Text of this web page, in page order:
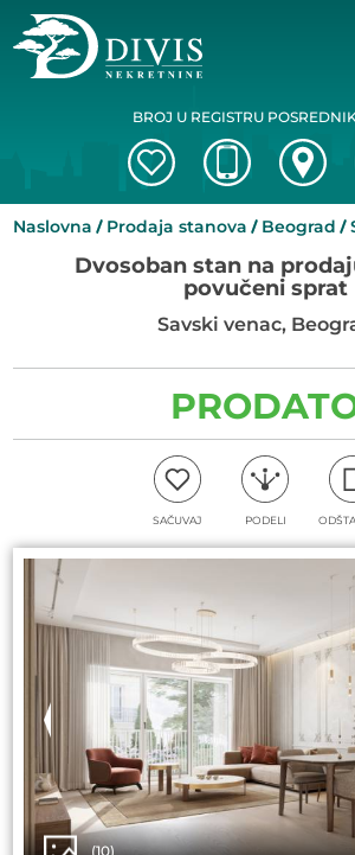
BROJ U REGISTRU
Naslovna Prodaja stanova Beograd
Dvosoban stan na
povučeni sprat
Savski venac,
SAČUVAJ PODELI